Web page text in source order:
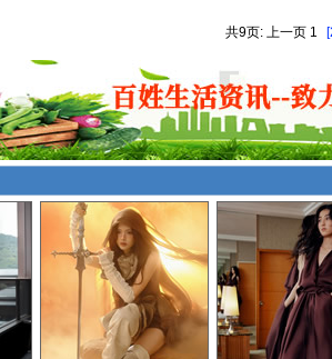
共9页: 上一页 1